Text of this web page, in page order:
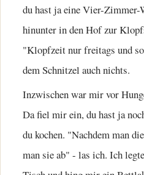
du hast ja eine Vier-Zimmer-
hinunter in den Hof zur
"Klopfzeit nur freitags und
dem Schnitzel auch nichts.
Inzwischen war mir vor
Da fiel mir ein, du hast ja
du kochen. "Nachdem man
man sie ab" - las ich. Ich